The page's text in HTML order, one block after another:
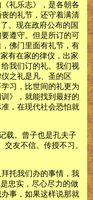
礼乐志》，是各朝各
的礼节，还守着满清
。现在政府公布的国
遵守。但是所订的可
佛门里面有礼节，有
有在家的律仪，出家
我们订的礼。我们视
之礼是凡、圣的区
习，比世间的礼更为
》，就能找到最好的
，在现代社会恐怕就
载。曾子也是孔夫子
友不信。传授不习。
托我们办的事情，我
忠实，尽心尽力的做
事，如果这样说那就